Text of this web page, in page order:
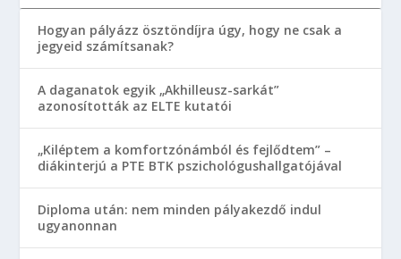
Hogyan pályázz ösztöndíjra úgy, hogy ne csak a
jegyeid számítsanak?
A daganatok egyik „Akhilleusz-sarkát”
azonosították az ELTE kutatói
„Kiléptem a komfortzónámból és fejlődtem” –
diákinterjú a PTE BTK pszichológushallgatójával
Diploma után: nem minden pályakezdő indul
ugyanonnan